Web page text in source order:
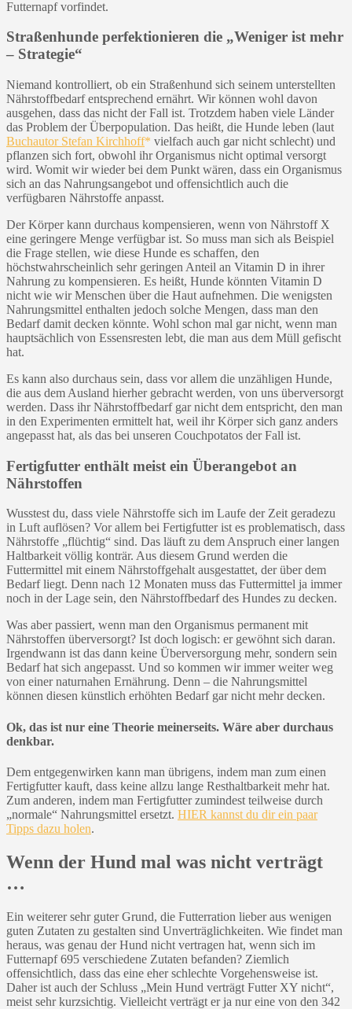
Futternapf vorfindet.
Straßenhunde perfektionieren die „Weniger ist mehr
– Strategie“
Niemand kontrolliert, ob ein Straßenhund sich seinem unterstellten
Nährstoffbedarf entsprechend ernährt. Wir können wohl davon
ausgehen, dass das nicht der Fall ist. Trotzdem haben viele Länder
das Problem der Überpopulation. Das heißt, die Hunde leben (laut
Buchautor Stefan Kirchhoff
vielfach auch gar nicht schlecht) und
pflanzen sich fort, obwohl ihr Organismus nicht optimal versorgt
wird. Womit wir wieder bei dem Punkt wären, dass ein Organismus
sich an das Nahrungsangebot und offensichtlich auch die
verfügbaren Nährstoffe anpasst.
Der Körper kann durchaus kompensieren, wenn von Nährstoff X
eine geringere Menge verfügbar ist. So muss man sich als Beispiel
die Frage stellen, wie diese Hunde es schaffen, den
höchstwahrscheinlich sehr geringen Anteil an Vitamin D in ihrer
Nahrung zu kompensieren. Es heißt, Hunde könnten Vitamin D
nicht wie wir Menschen über die Haut aufnehmen. Die wenigsten
Nahrungsmittel enthalten jedoch solche Mengen, dass man den
Bedarf damit decken könnte. Wohl schon mal gar nicht, wenn man
hauptsächlich von Essensresten lebt, die man aus dem Müll gefischt
hat.
Es kann also durchaus sein, dass vor allem die unzähligen Hunde,
die aus dem Ausland hierher gebracht werden, von uns überversorgt
werden. Dass ihr Nährstoffbedarf gar nicht dem entspricht, den man
in den Experimenten ermittelt hat, weil ihr Körper sich ganz anders
angepasst hat, als das bei unseren Couchpotatos der Fall ist.
Fertigfutter enthält meist ein Überangebot an
Nährstoffen
Wusstest du, dass viele Nährstoffe sich im Laufe der Zeit geradezu
in Luft auflösen? Vor allem bei Fertigfutter ist es problematisch, dass
Nährstoffe „flüchtig“ sind. Das läuft zu dem Anspruch einer langen
Haltbarkeit völlig konträr. Aus diesem Grund werden die
Futtermittel mit einem Nährstoffgehalt ausgestattet, der über dem
Bedarf liegt. Denn nach 12 Monaten muss das Futtermittel ja immer
noch in der Lage sein, den Nährstoffbedarf des Hundes zu decken.
Was aber passiert, wenn man den Organismus permanent mit
Nährstoffen überversorgt? Ist doch logisch: er gewöhnt sich daran.
Irgendwann ist das dann keine Überversorgung mehr, sondern sein
Bedarf hat sich angepasst. Und so kommen wir immer weiter weg
von einer naturnahen Ernährung. Denn – die Nahrungsmittel
können diesen künstlich erhöhten Bedarf gar nicht mehr decken.
Ok, das ist nur eine Theorie meinerseits. Wäre aber durchaus
denkbar.
Dem entgegenwirken kann man übrigens, indem man zum einen
Fertigfutter kauft, dass keine allzu lange Resthaltbarkeit mehr hat.
Zum anderen, indem man Fertigfutter zumindest teilweise durch
„normale“ Nahrungsmittel ersetzt. HIER kannst du dir ein paar
Tipps dazu holen.
Wenn der Hund mal was nicht verträgt
…
Ein weiterer sehr guter Grund, die Futterration lieber aus wenigen
guten Zutaten zu gestalten sind Unverträglichkeiten. Wie findet man
heraus, was genau der Hund nicht vertragen hat, wenn sich im
Futternapf 695 verschiedene Zutaten befanden? Ziemlich
offensichtlich, dass das eine eher schlechte Vorgehensweise ist.
Daher ist auch der Schluss „Mein Hund verträgt Futter XY nicht“,
meist sehr kurzsichtig. Vielleicht verträgt er ja nur eine von den 342